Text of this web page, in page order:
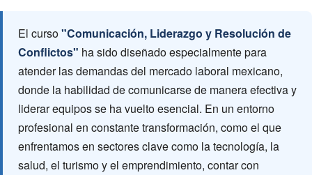
El curso"Comunicación, Liderazgo y Resolución de
Conflictos" ha sido diseñado especialmente para
atender las demandas del mercado laboral mexicano,
donde la habilidad de comunicarse de manera efectiva y
liderar equipos se ha vuelto esencial. En un entorno
profesional en constante transformación, como el que
enfrentamos en sectores clave como la tecnología, la
salud, el turismo y el emprendimiento, contar con